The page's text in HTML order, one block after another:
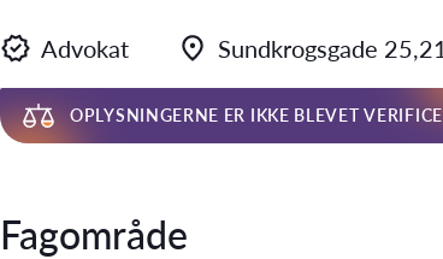
Advokat Sundkrogsgade
OPLYSNINGERNE ER IKKE BLEVET
Fagområde